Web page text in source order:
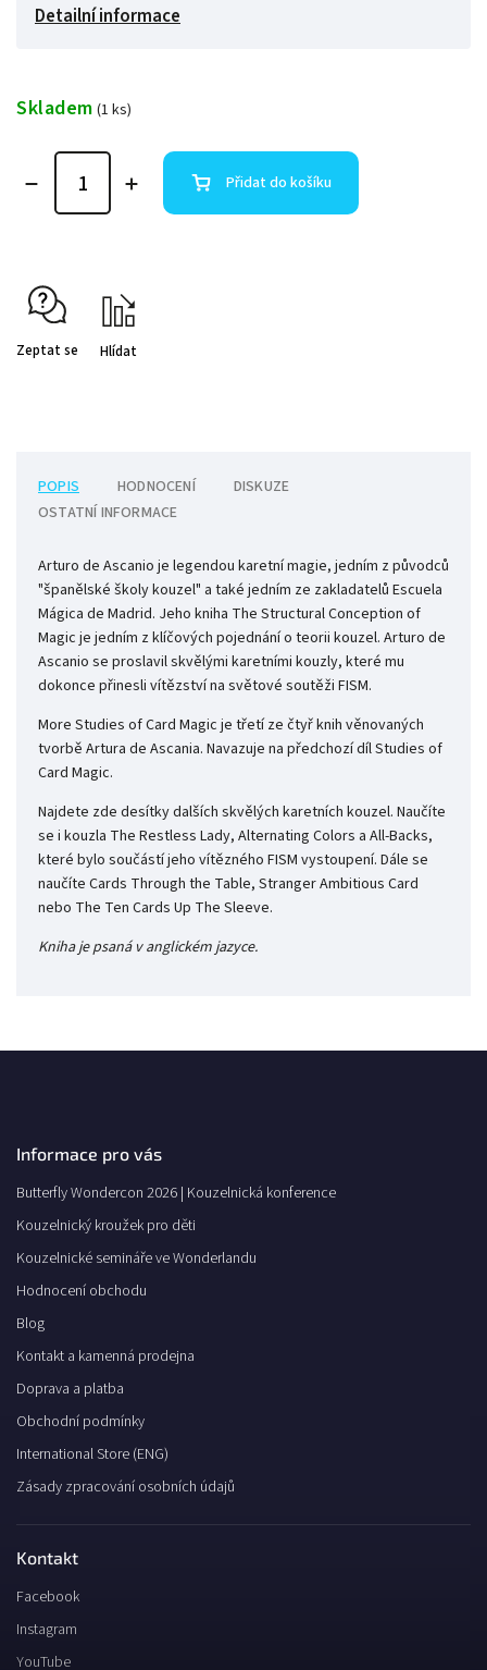
Detailní informace
Skladem (1 ks)
Přidat do košíku
Zeptat se Hlídat
POPIS HODNOCENÍ
DISKUZE
OSTATNÍ INFORMACE
Arturo de Ascanio je legendou karetní magie, jedním z původců
"španělské školy kouzel" a také jedním ze zakladatelů Escuela
Mágica de Madrid. Jeho kniha The Structural Conception of
Magic je jedním z klíčových pojednání o teorii kouzel. Arturo de
Ascanio se proslavil skvělými karetními kouzly, které mu
dokonce přinesli vítězství na světové soutěži FISM.
More Studies of Card Magic je třetí ze čtyř knih věnovaných
tvorbě Artura de Ascania. Navazuje na předchozí díl Studies of
Card Magic.
Najdete zde desítky dalších skvělých karetních kouzel. Naučíte
se i kouzla The Restless Lady, Alternating Colors a All-Backs,
které bylo součástí jeho vítězného FISM vystoupení. Dále se
naučíte Cards Through the Table, Stranger Ambitious Card
nebo The Ten Cards Up The Sleeve.
Kniha je psaná v anglickém jazyce.
Informace pro vás
Butterfly Wondercon 2026 | Kouzelnická konference
Kouzelnický kroužek pro děti
Kouzelnické semináře ve Wonderlandu
Hodnocení obchodu
Blog
Kontakt a kamenná prodejna
Doprava a platba
Obchodní podmínky
International Store (ENG)
Zásady zpracování osobních údajů
Kontakt
Facebook
Instagram
YouTube